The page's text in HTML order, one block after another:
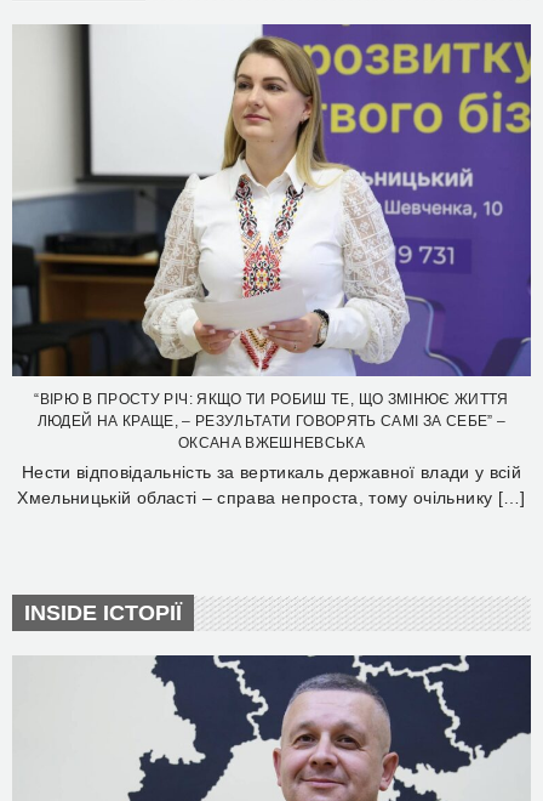
“ВІРЮ В ПРОСТУ РІЧ: ЯКЩО ТИ РОБИШ ТЕ, ЩО ЗМІНЮЄ ЖИТТЯ
ЛЮДЕЙ НА КРАЩЕ, – РЕЗУЛЬТАТИ ГОВОРЯТЬ САМІ ЗА СЕБЕ” –
ОКСАНА ВЖЕШНЕВСЬКА
Нести відповідальність за вертикаль державної влади у всій
Хмельницькій області – справа непроста, тому очільнику […]
INSIDE ІСТОРІЇ